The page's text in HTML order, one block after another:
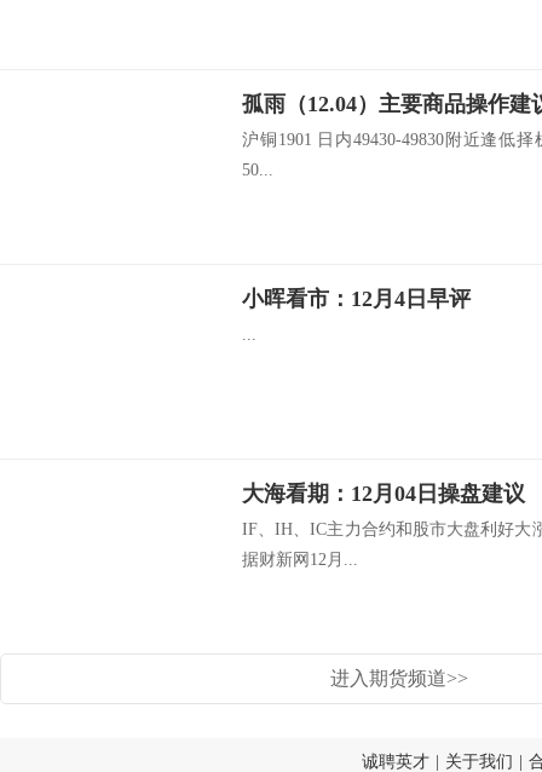
孤雨（12.04）主要商品操作建
沪铜1901 日内49430-49830附近逢低
50...
小晖看市：12月4日早评
...
大海看期：12月04日操盘建议
IF、IH、IC主力合约和股市大盘利好大
据财新网12月...
进入期货频道>>
诚聘英才 关于我们